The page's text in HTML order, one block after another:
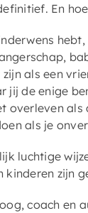
En
als een
jij de enige
overleven
als je
luchtige
zijn
coach en